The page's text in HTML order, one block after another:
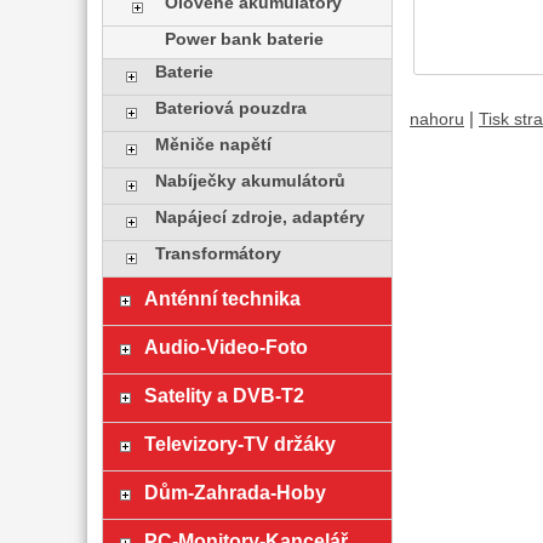
nahoru Tisk
Power bank baterie
Baterie
Bateriová pouzdra
Měniče napětí
Nabíječky akumulátorů
Napájecí zdroje, adaptéry
Transformátory
Anténní technika
Audio-Video-Foto
Satelity a DVB-T2
Televizory-TV držáky
Dům-Zahrada-Hoby